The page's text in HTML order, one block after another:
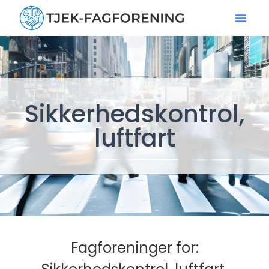
Sikkerhedskontrol,
luftfart
Fagforeninger for: